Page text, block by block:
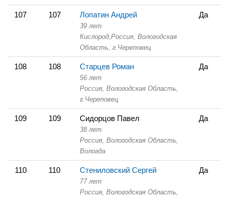
107 107 Лопатин Андрей
39 лет
Кислород, Россия, Вологодская
Область, г.Череповец
Да
108 108 Старцев Роман
56 лет
Россия, Вологодская Область,
г.Череповец
Да
109 109 Сидорцов Павел
38 лет
Россия, Вологодская Область,
Вологда
Да
110 110 Стениловский Сергей
77 лет
Россия, Вологодская Область,
Да